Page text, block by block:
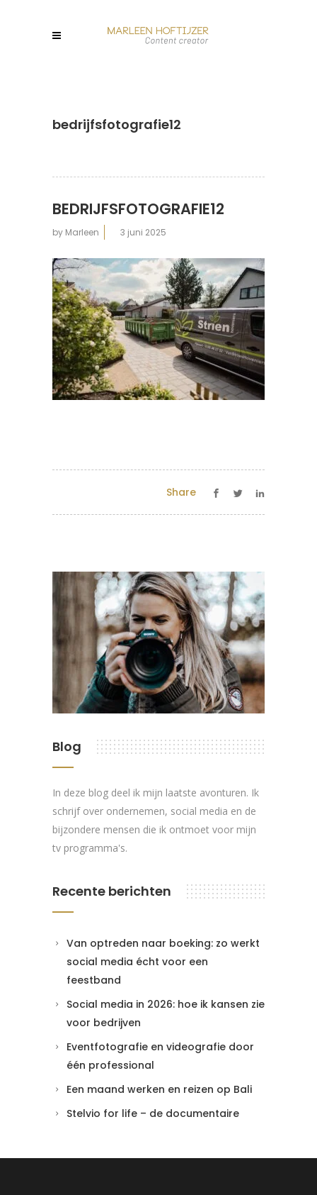
bedrijfsfotografie12
BEDRIJFSFOTOGRAFIE12
by Marleen 3 juni 2025
Share
Blog
In deze blog deel ik mijn laatste avonturen. Ik
schrijf over ondernemen, social media en de
bijzondere mensen die ik ontmoet voor mijn
tv programma's.
Recente berichten
Van optreden naar boeking: zo werkt
social media écht voor een
feestband
Social media in 2026: hoe ik kansen zie
voor bedrijven
Eventfotografie en videografie door
één professional
Een maand werken en reizen op Bali
Stelvio for life – de documentaire